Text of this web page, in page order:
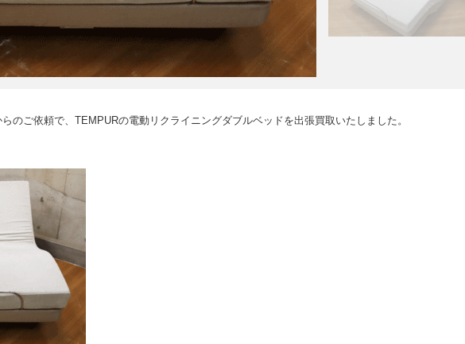
のご依頼で、TEMPURの電動リクライニングダブルベッドを出張買取いたしました。